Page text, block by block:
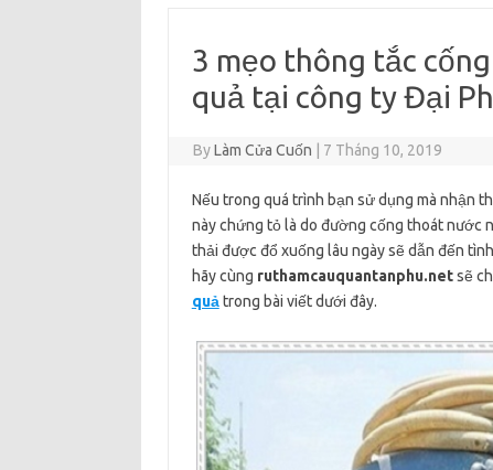
3 mẹo thông tắc
quả tại công ty Đại
ByLàm Cửa Cuốn 7 Tháng 10, 2019
Nếu trong quá trình bạn sử dụng mà nhận
này chứng tỏ là do đường cống thoát nước
thải được đổ xuống lâu ngày sẽ dẫn đến
hãy cùng ruthamcauquantanphu.netsẽ
quả trong bài viết dưới đây.